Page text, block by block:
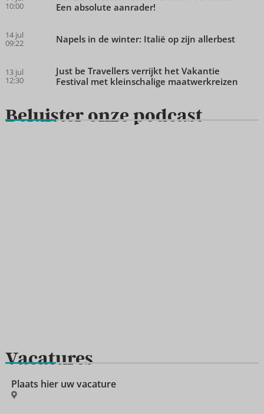
10:00
Een absolute aanrader!
14 jul
09:22 Napels in de winter: Italië op zijn allerbest
13 jul
12:30
Just be Travellers verrijkt het Vakantie
Festival met kleinschalige maatwerkreizen
Beluister onze podcast
Vacatures
Plaats hier uw vacature